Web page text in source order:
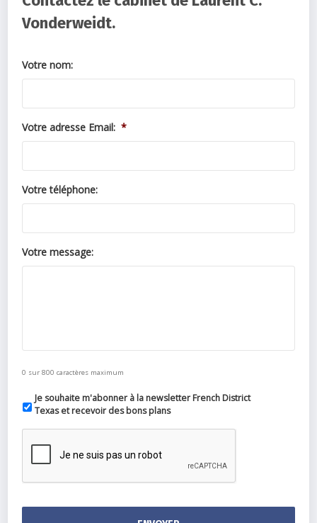
Vonderweidt.
Votre nom:
Votre adresse Email: *
Votre téléphone:
Votre message:
0 sur 800 caractères maximum
Je souhaite m'abonner à la newsletter French District
Texas et recevoir des bons plans